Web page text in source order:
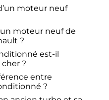
moteur neuf
moteur neuf de
?
est-il
?
entre
?